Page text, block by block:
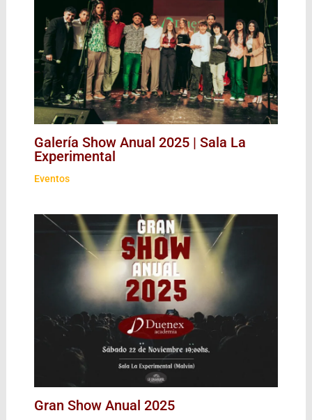
Galería Show Anual 2025 | Sala La
Experimental
Eventos
Gran Show Anual 2025